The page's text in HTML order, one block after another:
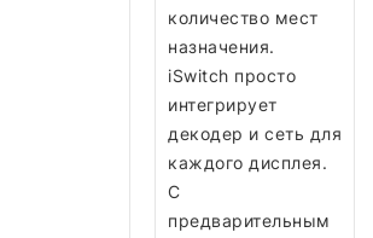
количество мест
назначения.
iSwitch просто
интегрирует
декодер и сеть для
каждого дисплея.
С
предварительным